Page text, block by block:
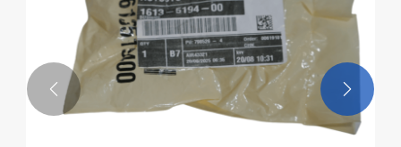
 